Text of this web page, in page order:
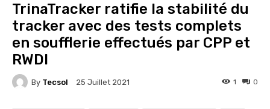
TrinaTracker ratifie la stabilité du
tracker avec des tests complets
en soufflerie effectués par CPP et
RWDI
By Tecsol 25 Juillet 2021 0
1